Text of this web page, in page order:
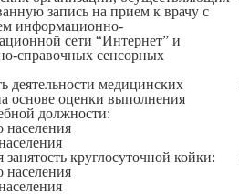
запись на прием к врачу с
информационно-
сети “Интернет” и
справочных сенсорных
деятельности медицинских
основе оценки выполнения
должности:
населения
занятость круглосуточной койки:
населения